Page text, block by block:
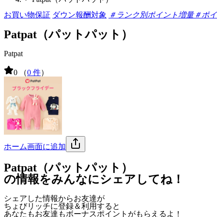
お買い物保証 ダウン報酬対象 ＃ランク別ポイント増量＃ポ
Patpat（パットパット）
Patpat
0 （0 件）
ホーム画面に追加
Patpat（パットパット）
の情報をみんなにシェアしてね！
シェアした情報からお友達が
ちょびリッチに登録＆利用すると
あなたもお友達もボーナスポイント がもらえるよ！